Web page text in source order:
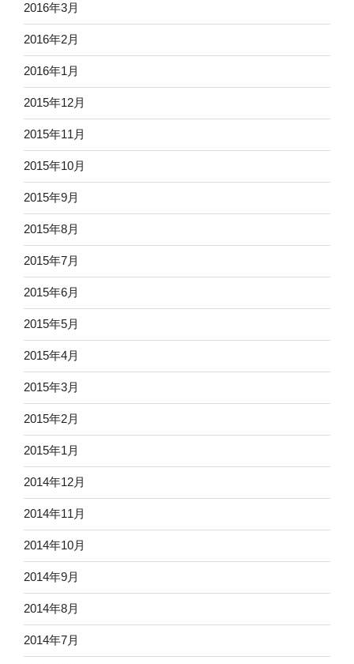
2016年3月
2016年2月
2016年1月
2015年12月
2015年11月
2015年10月
2015年9月
2015年8月
2015年7月
2015年6月
2015年5月
2015年4月
2015年3月
2015年2月
2015年1月
2014年12月
2014年11月
2014年10月
2014年9月
2014年8月
2014年7月